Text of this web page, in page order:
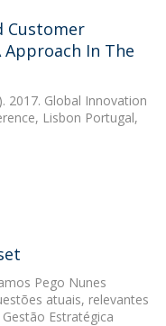
Customer
Approach In The
2017. Global Innovation
Lisbon Portugal,
Pego Nunes
atuais, relevantes
Estratégica